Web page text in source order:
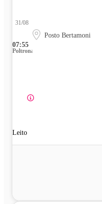
07:55
31/08
Posto Bertamoni
Poltrona
Leito